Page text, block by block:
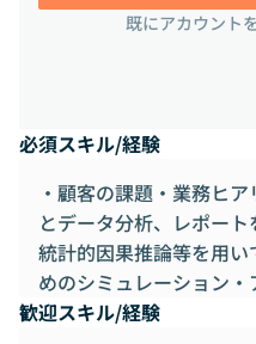
既にアカウント
必須スキル/経験
・顧客の課題・業務ヒ
とデータ分析、レポート
統計的因果推論等を用
めのシミュレーション
歓迎スキル/経験